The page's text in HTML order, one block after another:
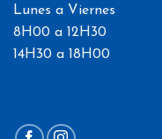
Lunes a Viernes
8H00 a 12H30
14H30 a 18H00